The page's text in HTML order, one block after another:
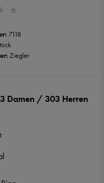
7118
Ziegler
Damen / 303 Herren